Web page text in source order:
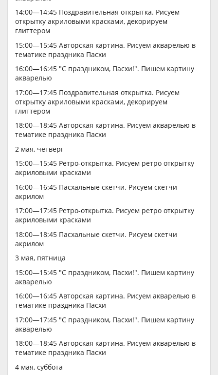
14:00—14:45 Поздравительная открытка. Рисуем
открытку акриловыми красками, декорируем
глиттером
15:00—15:45 Авторская картина. Рисуем акварелью в
тематике праздника Пасхи
16:00—16:45 "С праздником, Пасхи!". Пишем картину
акварелью
17:00—17:45 Поздравительная открытка. Рисуем
открытку акриловыми красками, декорируем
глиттером
18:00—18:45 Авторская картина. Рисуем акварелью в
тематике праздника Пасхи
2 мая, четверг
15:00—15:45 Ретро-открытка. Рисуем ретро открытку
акриловыми красками
16:00—16:45 Пасхальные скетчи. Рисуем скетчи
акрилом
17:00—17:45 Ретро-открытка. Рисуем ретро открытку
акриловыми красками
18:00—18:45 Пасхальные скетчи. Рисуем скетчи
акрилом
3 мая, пятница
15:00—15:45 "С праздником, Пасхи!". Пишем картину
акварелью
16:00—16:45 Авторская картина. Рисуем акварелью в
тематике праздника Пасхи
17:00—17:45 "С праздником, Пасхи!". Пишем картину
акварелью
18:00—18:45 Авторская картина. Рисуем акварелью в
тематике праздника Пасхи
4 мая, суббота